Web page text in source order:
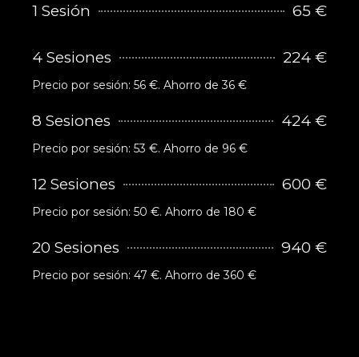
1 Sesión 65 €
4 Sesiones 224 €
Precio por sesión: 56 €. Ahorro de 36 €
8 Sesiones 424 €
Precio por sesión: 53 €. Ahorro de 96 €
12 Sesiones 600 €
Precio por sesión: 50 €. Ahorro de 180 €
20 Sesiones 940 €
Precio por sesión: 47 €. Ahorro de 360 €